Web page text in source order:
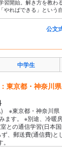
習開始。解き方を教わ
ればできる」という
公文
中学生
東京都・神奈川県
) ※東京都・神奈川県
ます。 ※別途、冷暖
との通信学習(日本
、郵送費(通信費)と